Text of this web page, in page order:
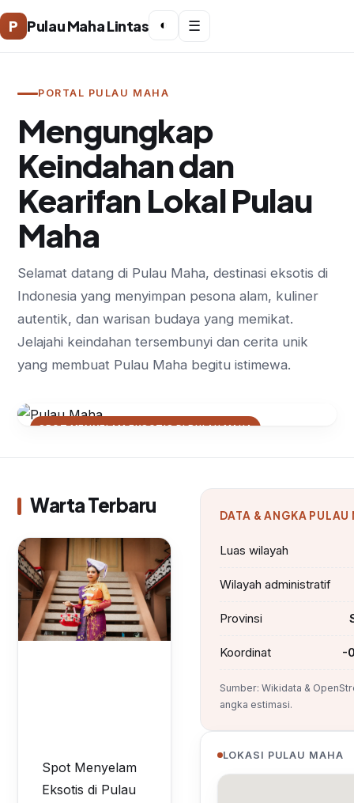
P Pulau Maha Lintas ◐ ☰
PORTAL PULAU MAHA
Mengungkap
Keindahan dan
Kearifan Lokal Pulau
Maha
Selamat datang di Pulau Maha, destinasi eksotis di
Indonesia yang menyimpan pesona alam, kuliner
autentik, dan warisan budaya yang memikat.
Jelajahi keindahan tersembunyi dan cerita unik
yang membuat Pulau Maha begitu istimewa.
SPOT MENYELAM EKSOTIS DI PULAU MAHA
yang Masih Alami
Warta Terbaru
Spot Menyelam
Eksotis di Pulau
DATA & ANGKA PULAU
Luas wilayah
Wilayah administratif
Provinsi
Koordinat -
Sumber: Wikidata &
angka estimasi.
LOKASI PULAU MAHA